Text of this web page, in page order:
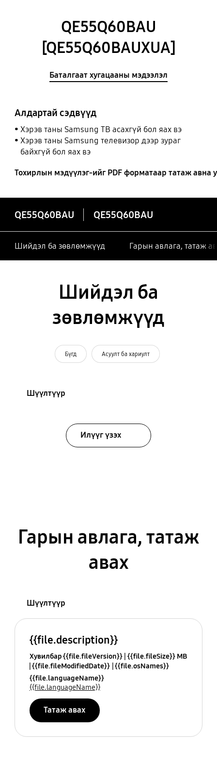
QE55Q60BAU
[QE55Q60BAUXUA]
Баталгаат хугацааны мэдээлэл
Алдартай сэдвүүд
Хэрэв таны Samsung ТВ асахгүй бол яах вэ
Хэрэв таны Samsung телевизор дээр зураг
байхгүй бол яах вэ
Тохирлын мэдүүлэг-ийг PDF форматаар татаж авна
QE55Q60BAU QE55Q60BAU
Шийдэл ба зөвлөмжүүд Гарын авлага, татаж
Шийдэл ба
зөвлөмжүүд
Бүгд Асуулт ба хариулт
Шүүлтүүр
Илүүг үзэх
Гарын авлага, татаж
авах
Шүүлтүүр
{{file.description}}
Хувилбар {{file.fileVersion}} {{file.fileSize}} MB
{{file.fileModifiedDate}} {{file.osNames}}
{{file.languageName}}
{{file.languageName}}
Татаж авах